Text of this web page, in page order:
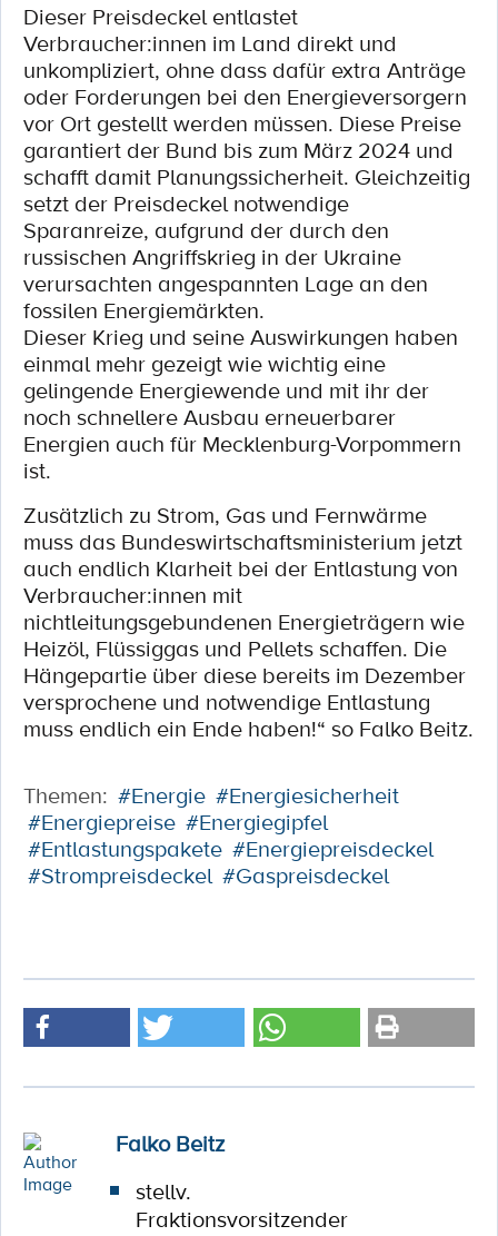
Dieser Preisdeckel entlastet
Verbraucher:innen im Land direkt und
unkompliziert, ohne dass dafür extra Anträge
oder Forderungen bei den Energieversorgern
vor Ort gestellt werden müssen. Diese Preise
garantiert der Bund bis zum März 2024 und
schafft damit Planungssicherheit. Gleichzeitig
setzt der Preisdeckel notwendige
Sparanreize, aufgrund der durch den
russischen Angriffskrieg in der Ukraine
verursachten angespannten Lage an den
fossilen Energiemärkten.
Dieser Krieg und seine Auswirkungen haben
einmal mehr gezeigt wie wichtig eine
gelingende Energiewende und mit ihr der
noch schnellere Ausbau erneuerbarer
Energien auch für Mecklenburg-Vorpommern
ist.
Zusätzlich zu Strom, Gas und Fernwärme
muss das Bundeswirtschaftsministerium jetzt
auch endlich Klarheit bei der Entlastung von
Verbraucher:innen mit
nichtleitungsgebundenen Energieträgern wie
Heizöl, Flüssiggas und Pellets schaffen. Die
Hängepartie über diese bereits im Dezember
versprochene und notwendige Entlastung
muss endlich ein Ende haben!“ so Falko Beitz.
Themen: #Energie #Energiesicherheit
#Energiepreise #Energiegipfel
#Entlastungspakete #Energiepreisdeckel
#Strompreisdeckel #Gaspreisdeckel
Falko Beitz
stellv.
Fraktionsvorsitzender